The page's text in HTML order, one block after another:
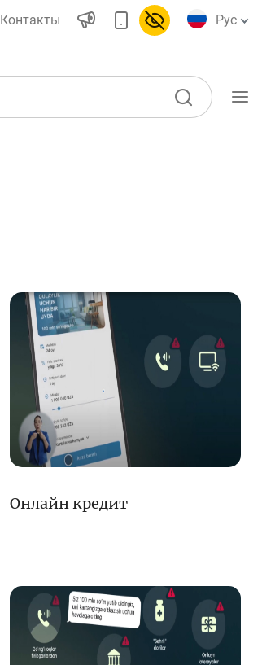
Контакты Рус
Видео
Проекты
Интерактивные
услуги
Фотогалерея
О проекте
Карта сайта
Онлайн кредит